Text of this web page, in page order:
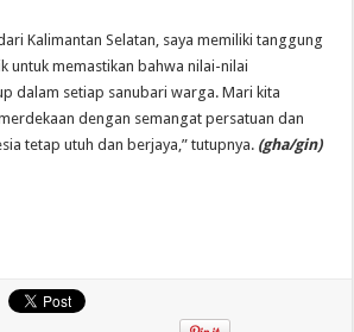
Kalimantan Selatan, saya memiliki tanggung
untuk memastikan bahwa nilai-nilai
dalam setiap sanubari warga. Mari kita
dengan semangat persatuan dan
tetap utuh dan berjaya,” tutupnya. (gha/gin)